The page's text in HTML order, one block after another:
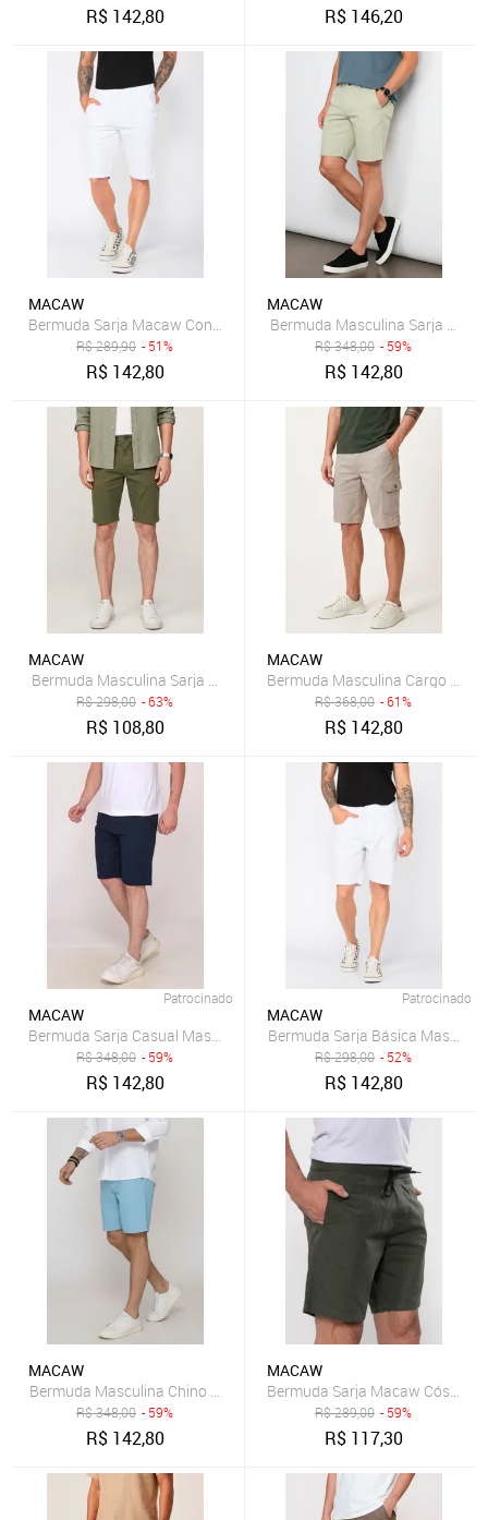
R$ 142,80 R$ 146,20
MACAW
Bermuda Sarja Macaw Conforto Reta Snow 7838
R$289,90 - 51%
R$ 142,80
MACAW
R$348,00 - 59%
R$ 142,80
MACAW
R$298,00 - 63%
R$ 108,80
MACAW
R$368,00 - 61%
R$ 142,80
Patrocinado
MACAW
Bermuda Sarja Casual Masculina Conforto Elastano 7792 Azul
R$348,00 - 59%
R$ 142,80
Patrocinado
MACAW
Bermuda Sarja Básica
R$298,00 - 52%
R$ 142,80
MACAW
Bermuda Masculina Chino em Sarja Conforto e Estilo Casual Azul
R$348,00 - 59%
R$ 142,80
MACAW
Bermuda Sarja Macaw Cós
R$289,00 - 59%
R$ 117,30